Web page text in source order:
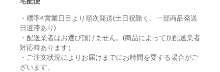
・標準4営業日目より順次発送(土日祝除く、一部商品発送
日遅滞あり)
・配送業者はお選び頂けません。(商品によって別配送業者
対応時あります）
・ご注文状況によりお届けまでにお時間を要する場合がご
ざいます。